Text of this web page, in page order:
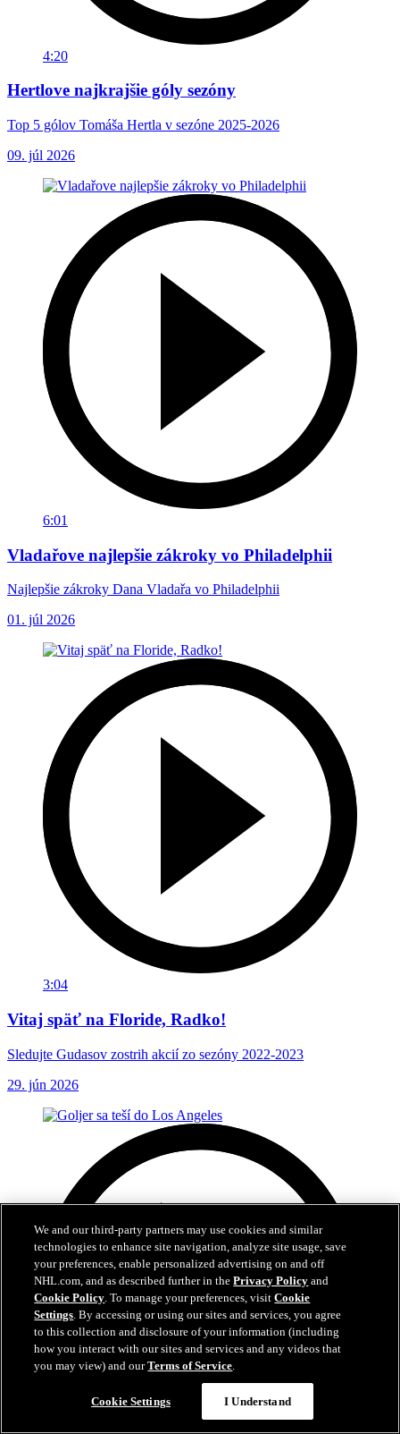
4:20
Hertlove najkrajšie góly sezóny
Top 5 gólov Tomáša Hertla v sezóne 2025-2026
09. júl 2026
6:01
Vladařove najlepšie zákroky vo Philadelphii
Najlepšie zákroky Dana Vladařa vo Philadelphii
01. júl 2026
3:04
Vitaj späť na Floride, Radko!
Sledujte Gudasov zostrih akcií zo sezóny 2022-2023
29. jún 2026
We and our third-party partners may use cookies and similar
technologies to enhance site navigation, analyze site usage, save
your preferences, enable personalized advertising on and off
NHL.com, and as described further in thePrivacy Policy and
Cookie Policy. To manage your preferences, visitCookie
Settings. By accessing or using our sites and services, you agree
to this collection and disclosure of your information (including
how you interact with our sites and services and any videos that
you may view) and ourTerms of Service.
Cookie Settings I Understand